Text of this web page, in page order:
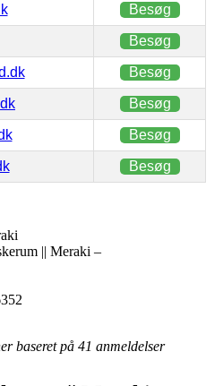
Besøg
Besøg
Besøg
Besøg
Besøg
Besøg
|| Meraki –
baseret på 41 anmeldelser